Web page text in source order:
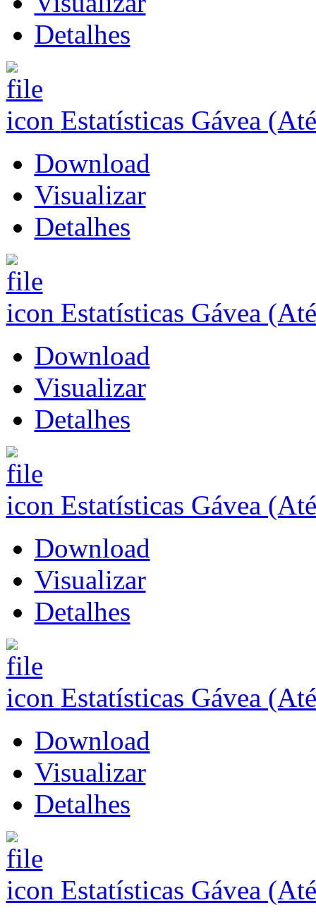
Detalhes
Estatísticas Gávea
Download
Visualizar
Detalhes
Estatísticas Gávea
Download
Visualizar
Detalhes
Estatísticas Gávea
Download
Visualizar
Detalhes
Estatísticas Gávea
Download
Visualizar
Detalhes
Estatísticas Gávea